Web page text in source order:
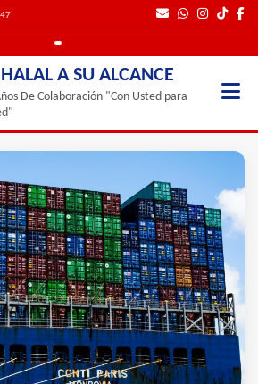
A SU ALCANCE
De Colaboración "Con Usted para